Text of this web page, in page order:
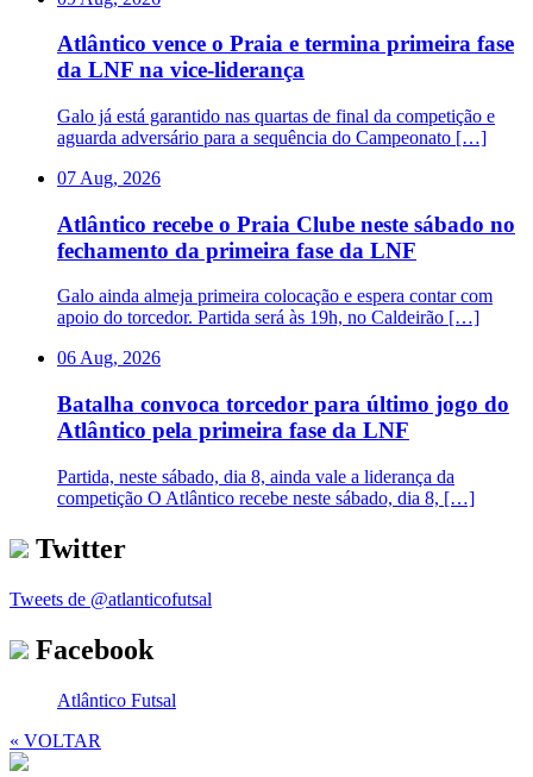
Atlântico vence o Praia e termina primeira fase
da LNF na vice-liderança
Galo já está garantido nas quartas de final da competição e
aguarda adversário para a sequência do Campeonato […]
07 Aug, 2026
Atlântico recebe o Praia Clube neste sábado no
fechamento da primeira fase da LNF
Galo ainda almeja primeira colocação e espera contar com
apoio do torcedor. Partida será às 19h, no Caldeirão […]
06 Aug, 2026
Batalha convoca torcedor para último jogo do
Atlântico pela primeira fase da LNF
Partida, neste sábado, dia 8, ainda vale a liderança da
competição O Atlântico recebe neste sábado, dia 8, […]
Twitter
Tweets de @atlanticofutsal
Facebook
Atlântico Futsal
« VOLTAR